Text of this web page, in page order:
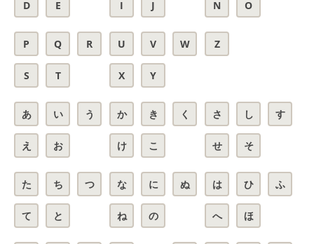
D E I J N O
P Q R
S T
U V W
X Y
Z
あ い う
え お
か き く
け こ
さ し す
せ そ
た ち つ
て と
な に ぬ
ね の
は ひ ふ
へ ほ